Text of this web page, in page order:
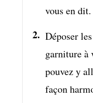
vous en dit.
Déposer
garniture à
pouvez y
façon